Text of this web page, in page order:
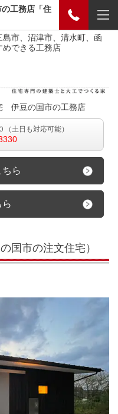
工務店「住
市、沼津市、清水町、函
めできる工務店
伊豆の国市の工務店
土日も対応可能）
ら
国市の注文住宅）